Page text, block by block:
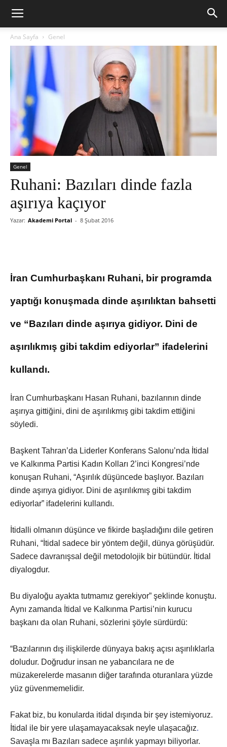
Ana Sayfa Genel
Genel
Ruhani: Bazıları dinde fazla
aşırıya kaçıyor
Yazar: Akademi Portal - 8 Şubat 2016
İran Cumhurbaşkanı Ruhani, bir programda
yaptığı konuşmada dinde aşırılıktan bahsetti
ve “Bazıları dinde aşırıya gidiyor. Dini de
aşırılıkmış gibi takdim ediyorlar” ifadelerini
kullandı.
İran Cumhurbaşkanı Hasan Ruhani, bazılarının dinde
aşırıya gittiğini, dini de aşırılıkmış gibi takdim ettiğini
söyledi.
Başkent Tahran’da Liderler Konferans Salonu’nda İtidal
ve Kalkınma Partisi Kadın Kolları 2’inci Kongresi’nde
konuşan Ruhani, “Aşırılık düşüncede başlıyor. Bazıları
dinde aşırıya gidiyor. Dini de aşırılıkmış gibi takdim
ediyorlar” ifadelerini kullandı.
İtidalli olmanın düşünce ve fikirde başladığını dile getiren
Ruhani, “İtidal sadece bir yöntem değil, dünya görüşüdür.
Sadece davranışsal değil metodolojik bir bütündür. İtidal
diyalogdur.
Bu diyaloğu ayakta tutmamız gerekiyor” şeklinde konuştu.
Aynı zamanda İtidal ve Kalkınma Partisi’nin kurucu
başkanı da olan Ruhani, sözlerini şöyle sürdürdü:
“Bazılarının dış ilişkilerde dünyaya bakış açısı aşırılıklarla
doludur. Doğrudur insan ne yabancılara ne de
müzakerelerde masanın diğer tarafında oturanlara yüzde
yüz güvenmemelidir.
Fakat biz, bu konularda itidal dışında bir şey istemiyoruz.
İtidal ile bir yere ulaşamayacaksak neyle ulaşacağız.
Savaşla mı Bazıları sadece aşırılık yapmayı biliyorlar.